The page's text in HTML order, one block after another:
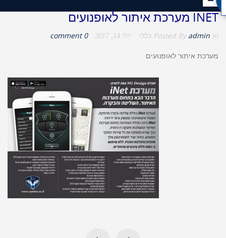
INET מערכת איתור לאופנועים
Posted By admin in כללי יולי 14, 2017 0 comment
מערכת איתור לאופנועים